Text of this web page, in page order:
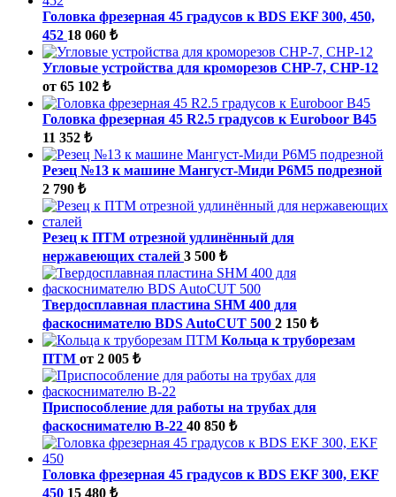
Головка фрезерная 45 градусов к BDS EKF 300, 450,
452 18 060 ₺
Угловые устройства для кроморезов СНР-7, СНР-12
от 65 102 ₺
Головка фрезерная 45 R2.5 градусов к Euroboor B45
11 352 ₺
Резец №13 к машине Мангуст-Миди Р6М5 подрезной
2 790 ₺
Резец к ПТМ отрезной удлинённый для
нержавеющих сталей 3 500 ₺
Твердосплавная пластина SHM 400 для
фаскоснимателю BDS AutoCUT 500 2 150 ₺
Кольца к труборезам
ПТМ от 2 005 ₺
Приспособление для работы на трубах для
фаскоснимателю B-22 40 850 ₺
Головка фрезерная 45 градусов к BDS EKF 300, EKF
450 15 480 ₺